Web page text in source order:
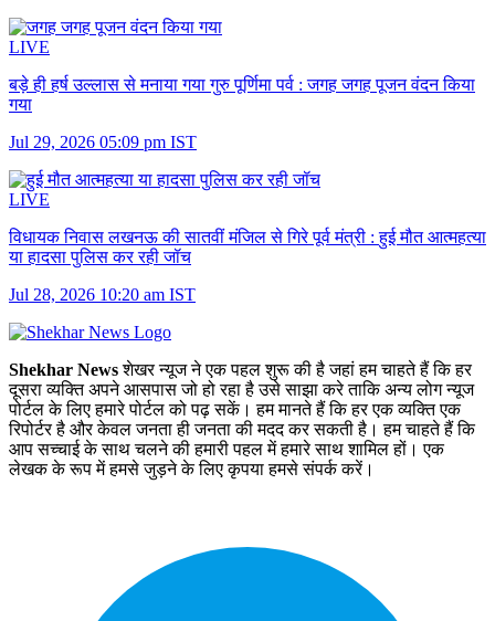
LIVE
बड़े ही हर्ष उल्लास से मनाया गया गुरु पूर्णिमा पर्व : जगह जगह पूजन वंदन किया
गया
Jul 29, 2026 05:09 pm IST
LIVE
विधायक निवास लखनऊ की सातवीं मंजिल से गिरे पूर्व मंत्री : हुई मौत आत्महत्या
या हादसा पुलिस कर रही जॉच
Jul 28, 2026 10:20 am IST
Shekhar Newsशेखर न्‍यूज ने एक पहल शुरू की है जहां हम चाहते हैं कि हर
दूसरा व्‍यक्ति अपने आसपास जो हो रहा है उसे साझा करे ताकि अन्‍य लोग न्‍यूज
पोर्टल के लिए हमारे पोर्टल को पढ़ सकें। हम मानते हैं कि हर एक व्यक्ति एक
रिपोर्टर है और केवल जनता ही जनता की मदद कर सकती है। हम चाहते हैं कि
आप सच्चाई के साथ चलने की हमारी पहल में हमारे साथ शामिल हों। एक
लेखक के रूप में हमसे जुड़ने के लिए कृपया हमसे संपर्क करें।